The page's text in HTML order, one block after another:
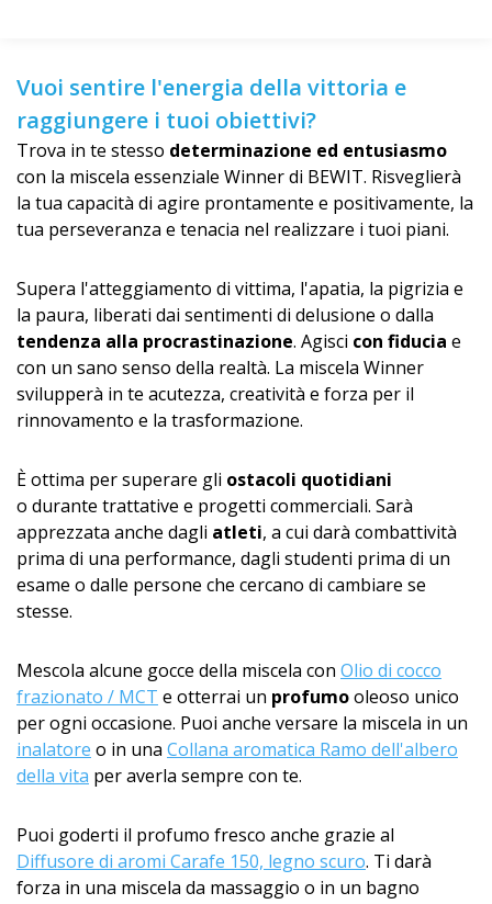
Vuoi sentire l'energia della vittoria e
raggiungere i tuoi obiettivi?
Trova in te stesso determinazione ed entusiasmo
con la miscela essenziale Winner di BEWIT. Risveglierà
la tua capacità di agire prontamente e positivamente, la
tua perseveranza e tenacia nel realizzare i tuoi piani.
Supera l'atteggiamento di vittima, l'apatia, la pigrizia e
la paura, liberati dai sentimenti di delusione o dalla
tendenza alla procrastinazione. Agisci con fiducia e
con un sano senso della realtà. La miscela Winner
svilupperà in te acutezza, creatività e forza per il
rinnovamento e la trasformazione.
È ottima per superare gli ostacoli quotidiani
o durante trattative e progetti commerciali. Sarà
apprezzata anche dagli atleti, a cui darà combattività
prima di una performance, dagli studenti prima di un
esame o dalle persone che cercano di cambiare se
stesse.
Mescola alcune gocce della miscela con Olio di cocco
frazionato / MCT e otterrai un profumooleoso unico
per ogni occasione. Puoi anche versare la miscela in un
inalatore o in una Collana aromatica Ramo dell'albero
della vita per averla sempre con te.
Puoi goderti il profumo fresco anche grazie al
Diffusore di aromi Carafe 150, legno scuro. Ti darà
forza in una miscela da massaggio o in un bagno